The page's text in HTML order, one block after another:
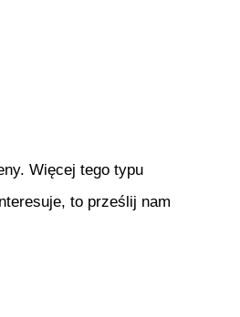
Więcej tego typu
to prześlij nam